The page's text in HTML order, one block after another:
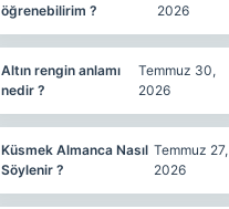
öğrenebilirim ?
2026
Altın rengin anlamı
nedir ?
Temmuz 30,
2026
Küsmek Almanca Nasıl
Söylenir ?
Temmuz 27,
2026